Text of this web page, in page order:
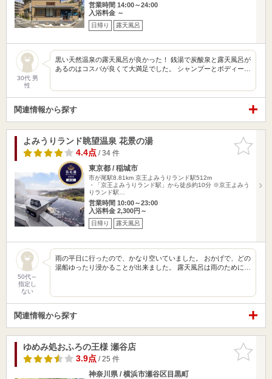
営業時間 14:00～24:00
入浴料金 ～
日帰り 露天風呂
30代 男
性
黒い天然温泉の露天風呂が良かった！ 銭湯で炭酸泉と露天風呂が
あるのはコスパが良くて大満足でした。 シャンプーとボディー…
関連情報から探す
お気に入
りに追加
よみうりランド眺望温泉 花景の湯
4.4点/ 34 件
東京都 / 稲城市
市が尾駅8.81km 京王よみうりランド駅512m
・「京王よみうりランド駅」から徒歩約10分 ※京王よみう
りランド駅…
営業時間 10:00～23:00
入浴料金 2,300円～
日帰り 露天風呂
50代～
指定し
ない
雨の平日に行ったので、かなり空いていました。 おかげで、どの
湯船ゆったり浸かることが出来ました。 露天風呂は雨のために…
関連情報から探す
お気に入
りに追加
ゆめみ処おふろの王様 瀬谷店
3.9点/ 25 件
神奈川県 / 横浜市瀬谷区目黒町